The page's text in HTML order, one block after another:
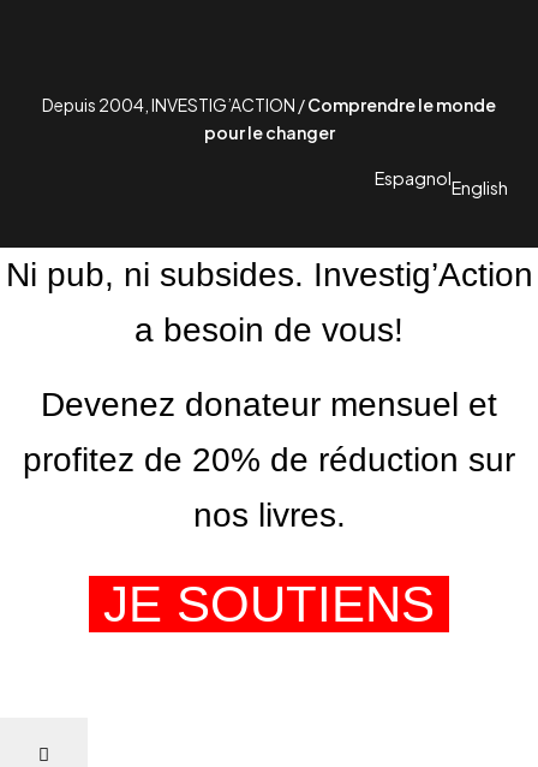
Depuis 2004, INVESTIG’ACTION /Comprendre le monde
pour le changer
EspagnolEnglish
Ni pub, ni subsides. Investig’Action
a besoin de vous!
Devenez donateur mensuel et
profitez de 20% de réduction sur
nos livres.
JE SOUTIENS